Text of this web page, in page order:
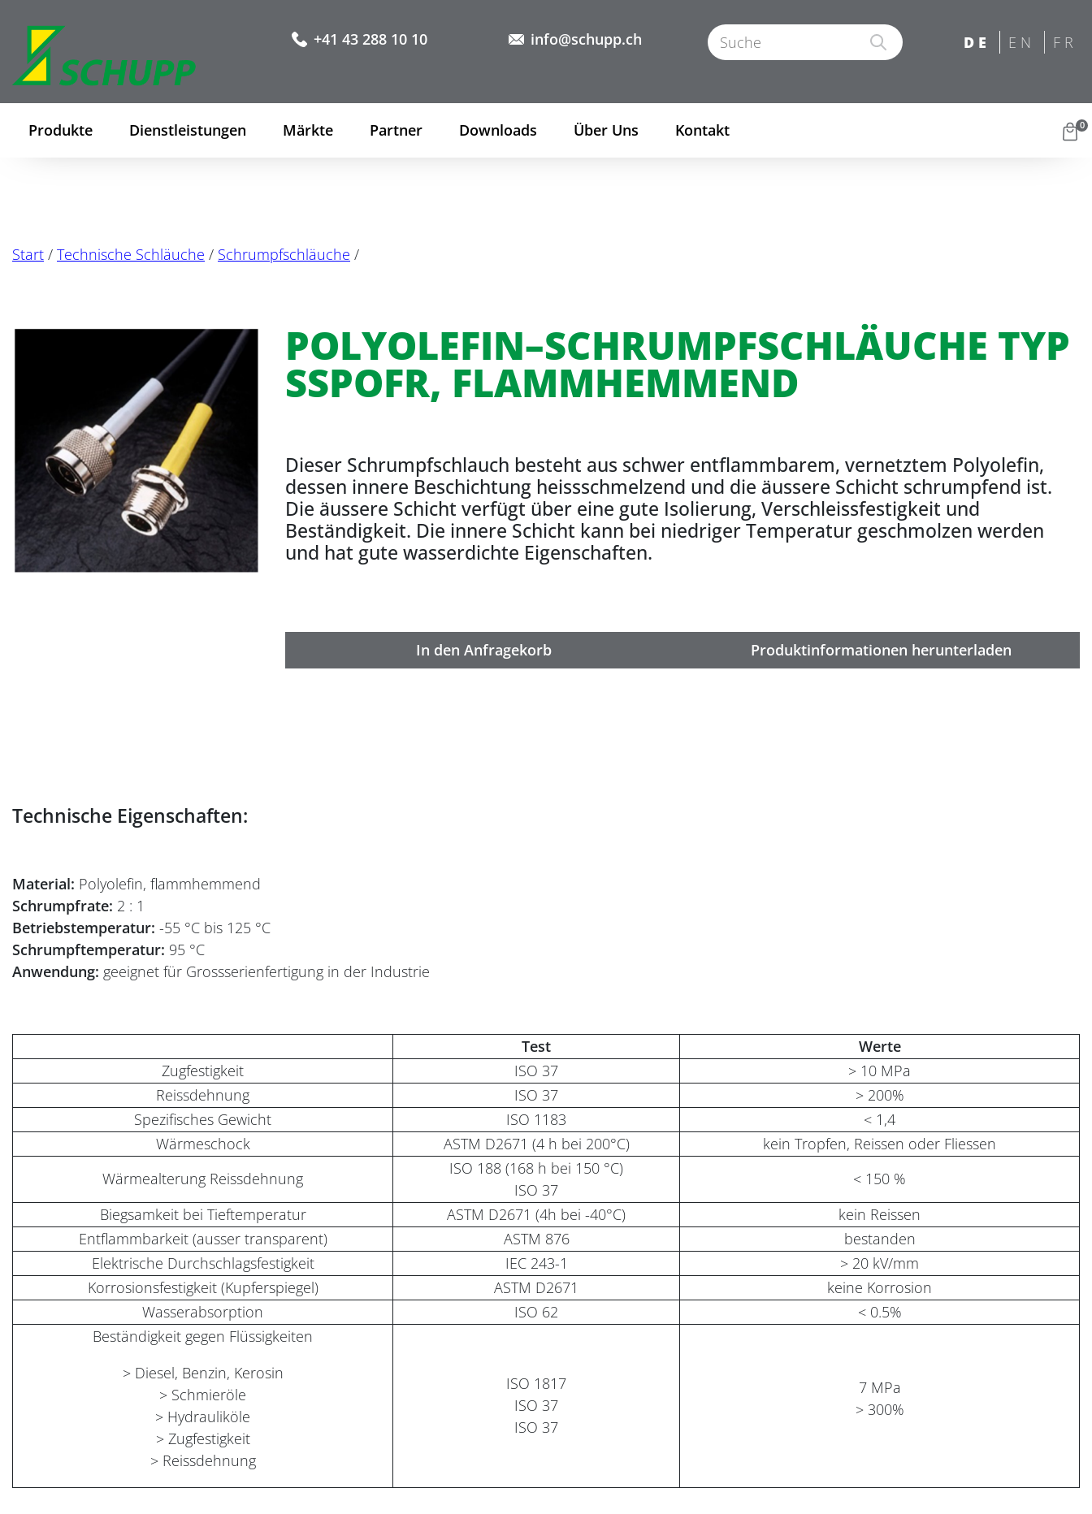
+41 43 288 10 10 info@schupp.ch
Produkte Dienstleistungen Märkte Partner Downloads Über Uns Kontakt 0
Start / Technische Schläuche / Schrumpfschläuche /
POLYOLEFIN–SCHRUMPFSCHLÄUCHE TYP
SSPOFR, FLAMMHEMMEND
Dieser Schrumpfschlauch besteht aus schwer entflammbarem, vernetztem Polyolefin,
dessen innere Beschichtung heissschmelzend und die äussere Schicht schrumpfend ist.
Die äussere Schicht verfügt über eine gute Isolierung, Verschleissfestigkeit und
Beständigkeit. Die innere Schicht kann bei niedriger Temperatur geschmolzen werden
und hat gute wasserdichte Eigenschaften.
In den Anfragekorb Produktinformationen herunterladen
Technische Eigenschaften:
Material: Polyolefin, flammhemmend
Schrumpfrate: 2 : 1
Betriebstemperatur: -55 °C bis 125 °C
Schrumpftemperatur: 95 °C
Anwendung: geeignet für Grossserienfertigung in der Industrie
Test
Werte
Zugfestigkeit
ISO 37
> 10 MPa
Reissdehnung
ISO 37
> 200%
Spezifisches Gewicht
ISO 1183
< 1,4
Wärmeschock
ASTM D2671 (4 h bei 200°C)
kein Tropfen, Reissen oder Fliessen
Wärmealterung Reissdehnung
ISO 188 (168 h bei 150 °C)
ISO 37
< 150 %
Biegsamkeit bei Tieftemperatur
ASTM D2671 (4h bei -40°C)
kein Reissen
Entflammbarkeit (ausser transparent)
ASTM 876
bestanden
Elektrische Durchschlagsfestigkeit
IEC 243-1
> 20 kV/mm
Korrosionsfestigkeit (Kupferspiegel)
ASTM D2671
keine Korrosion
Wasserabsorption
ISO 62
< 0.5%
Beständigkeit gegen Flüssigkeiten
> Diesel, Benzin, Kerosin
> Schmieröle
> Hydrauliköle
> Zugfestigkeit
> Reissdehnung
ISO 1817
ISO 37
ISO 37
7 MPa
> 300%